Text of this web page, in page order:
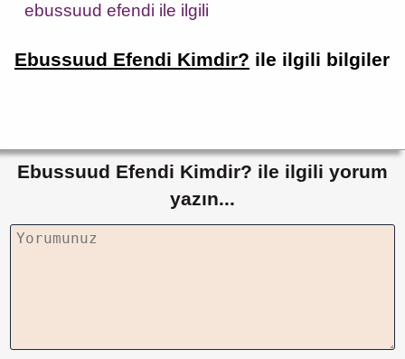
ebussuud efendi ile ilgili
Ebussuud Efendi Kimdir? ile ilgili bilgiler
Ebussuud Efendi Kimdir? ile ilgili yorum
yazın...